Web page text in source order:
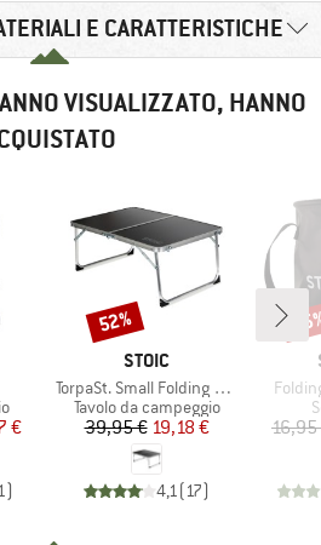
E CARATTERISTICHE
VISUALIZZATO, HANNO
ridotto
€
1)
MARCHIO
STOIC
Articolo
TorpaSt. Small Folding Table
Gruppo di prodotti
Tavolo da campeggio
Prezzo
39,95 €Prezzo ridotto
19,18 €
4,1( 17)
Sconto
52%
16,95